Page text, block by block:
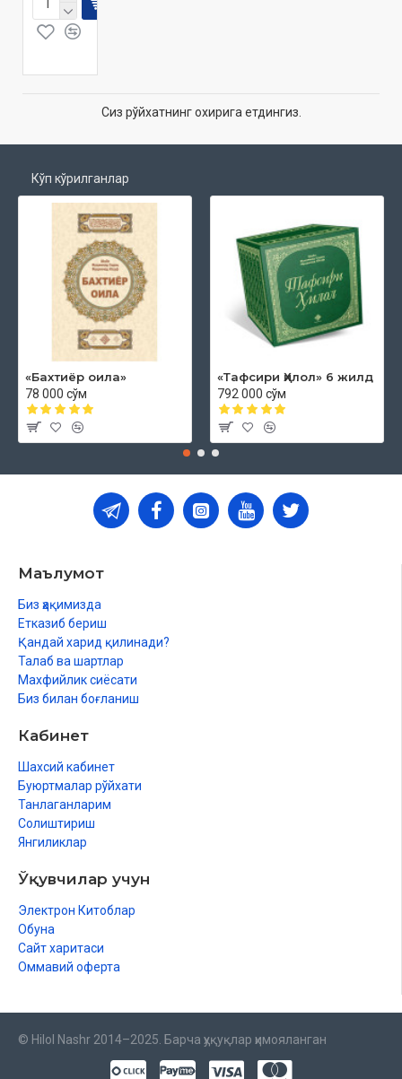
Сиз рўйхатнинг охирига етдингиз.
Кўп кўрилганлар
«Бахтиёр оила»
78 000 сўм
«Тафсири Ҳилол» 6 жилд
792 000 сўм
Маълумот
Биз ҳақимизда
Етказиб бериш
Қандай харид қилинади?
Талаб ва шартлар
Махфийлик сиёсати
Биз билан боғланиш
Кабинет
Шахсий кабинет
Буюртмалар рўйхати
Танлаганларим
Солиштириш
Янгиликлар
Ўқувчилар учун
Электрон Китоблар
Обуна
Сайт харитаси
Оммавий оферта
© Hilol Nashr 2014–2025. Барча ҳуқуқлар ҳимояланган